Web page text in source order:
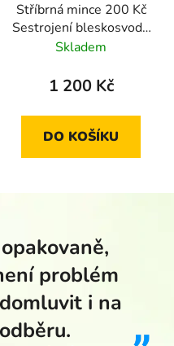
Stříbrná mince 200 Kč
Sestrojení bleskosvodu
Prokopem Divišem
Skladem
1 200 Kč
DO KOŠÍKU
problém
i na